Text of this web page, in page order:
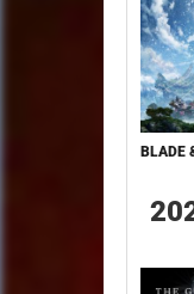
BLADE